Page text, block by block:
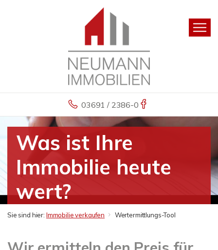
03691 / 2386-0
Was ist Ihre
Immobilie heute
wert?
Sie sind hier: Immobilie verkaufen Wertermittlungs-Tool